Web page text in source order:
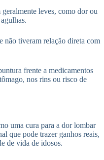
leves, como dor ou
não tiveram relação direta com
frente a medicamentos
nos rins ou risco de
uma cura para a dor lombar
que pode trazer ganhos reais,
de vida de idosos.